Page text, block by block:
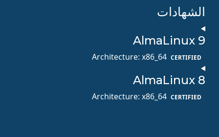
الشهادات
AlmaLinux 9
CERTIFIED
Architecture: x86_64
AlmaLinux 8
CERTIFIED
Architecture: x86_64